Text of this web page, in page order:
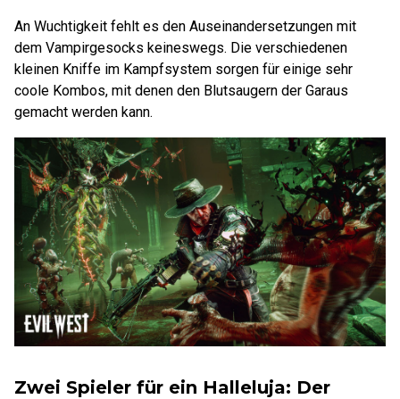
An Wuchtigkeit fehlt es den Auseinandersetzungen mit
dem Vampirgesocks keineswegs. Die verschiedenen
kleinen Kniffe im Kampfsystem sorgen für einige sehr
coole Kombos, mit denen den Blutsaugern der Garaus
gemacht werden kann.
Zwei Spieler für ein Halleluja: Der